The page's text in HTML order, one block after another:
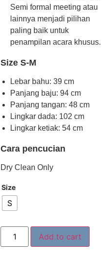
Semi formal meeting atau
lainnya menjadi pilihan
paling baik untuk
penampilan acara khusus.
Size S-M
Lebar bahu: 39 cm
Panjang baju: 94 cm
Panjang tangan: 48 cm
Lingkar dada: 102 cm
Lingkar ketiak: 54 cm
Cara pencucian
Dry Clean Only
Size
S
Add to cart